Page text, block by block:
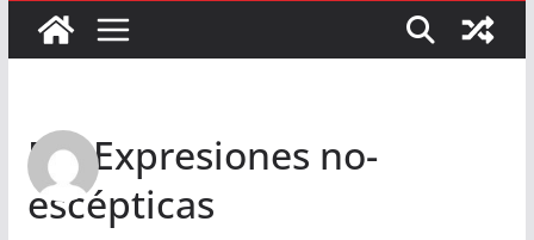
Re: Expresiones no-
escépticas